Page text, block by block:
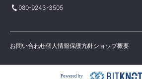
080-9243-3505
お問い合わせ個人情報保護方針ショップ概要